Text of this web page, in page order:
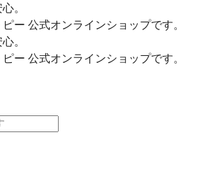
。
ー 公式オンラインショップです。
。
ー 公式オンラインショップです。